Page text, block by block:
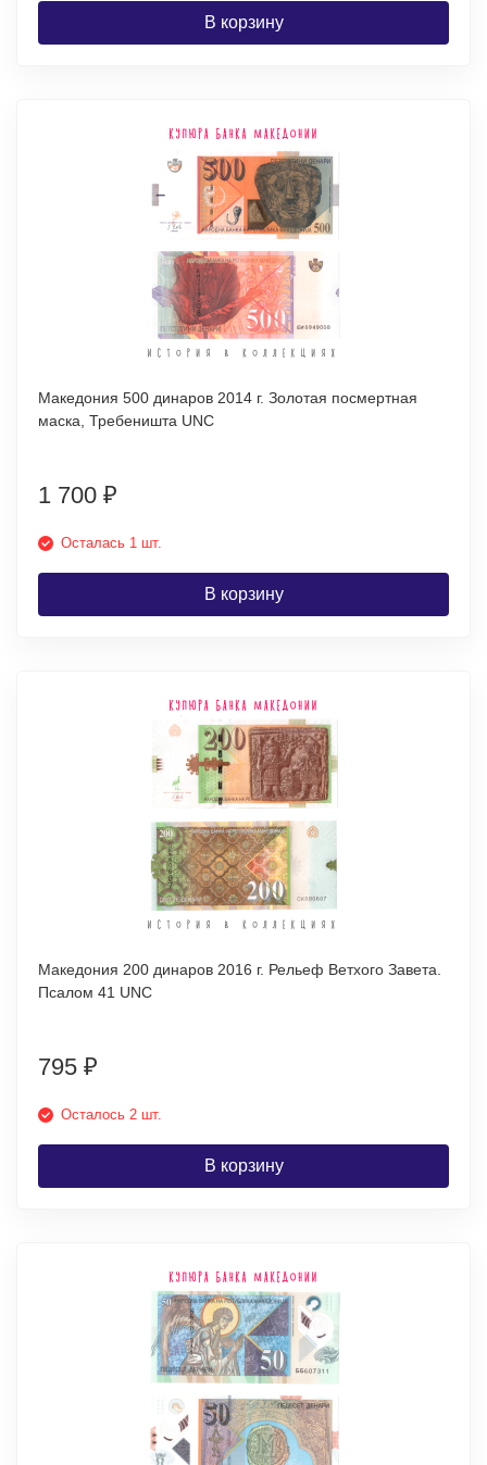
В корзину
Македония 500 динаров 2014 г. Золотая посмертная
маска, Требеништа UNC
1 700 ₽
Осталась 1 шт.
В корзину
Македония 200 динаров 2016 г. Рельеф Ветхого Завета.
Псалом 41 UNC
795 ₽
Осталось 2 шт.
В корзину